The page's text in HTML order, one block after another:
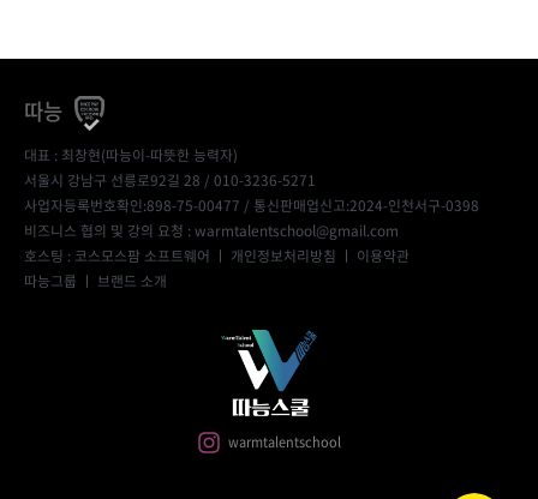
따능
대표 : 최창현(따능이-따뜻한 능력자)
서울시 강남구 선릉로92길 28 / 010-3236-5271
사업자등록번호확인:898-75-00477 / 통신판매업신고:2024-인천서구-0398
비즈니스 협의 및 강의 요청 : warmtalentschool@gmail.com
호스팅 : 코스모스팜 소프트웨어 ㅣ 개인정보처리방침 ㅣ 이용약관
따능그룹 ㅣ 브랜드 소개
warmtalentschool